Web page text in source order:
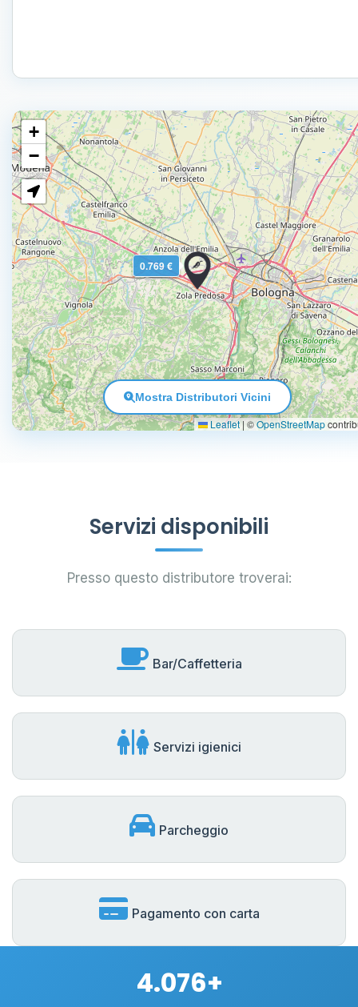
0.769 €
+
−
Leaflet | ©OpenStreetMap
Mostra Distributori Vicini
Servizi disponibili
Presso questo distributore troverai:
Bar/Caffetteria
Servizi igienici
Parcheggio
Pagamento con carta
4.076+